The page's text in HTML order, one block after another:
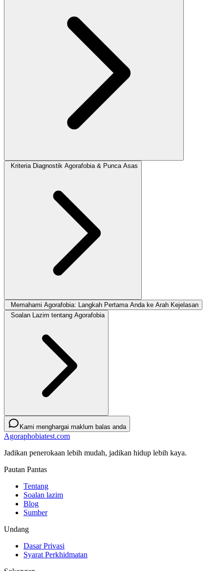
Kriteria Diagnostik Agorafobia & Punca Asas
Memahami Agorafobia: Langkah Pertama Anda ke Arah Kejelasan
Soalan Lazim tentang Agorafobia
Kami menghargai maklum balas anda
Agoraphobiatest.com
Jadikan penerokaan lebih mudah, jadikan hidup lebih kaya.
Pautan Pantas
Tentang
Soalan lazim
Blog
Sumber
Undang
Dasar Privasi
Syarat Perkhidmatan